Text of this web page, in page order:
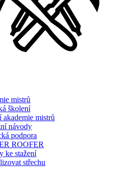
mistrů
školení
mistrů
návody
podpora
ROOFER
ke stažení
střechu